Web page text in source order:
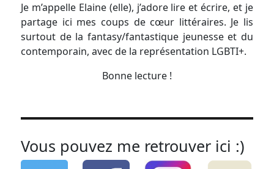
Je m’appelle Elaine (elle), j’adore lire et écrire, et je
partage ici mes coups de cœur littéraires. Je lis
surtout de la fantasy/fantastique jeunesse et du
contemporain, avec de la représentation LGBTI+.
Bonne lecture !
Vous pouvez me retrouver ici :)